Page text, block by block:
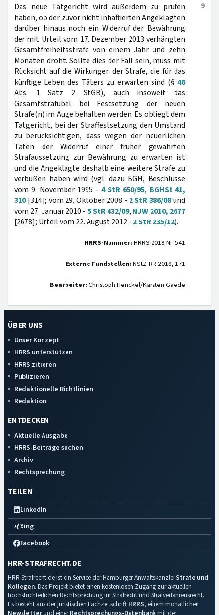
9
Das neue Tatgericht wird außerdem zu prüfen
haben, ob der zuvor nicht inhaftierten Angeklagten
darüber hinaus noch ein Widerruf der Bewährung
der mit Urteil vom 17. Dezember 2013 verhängten
Gesamtfreiheitsstrafe von einem Jahr und zehn
Monaten droht. Sollte dies der Fall sein, muss mit
Rücksicht auf die Wirkungen der Strafe, die für das
künftige Leben des Täters zu erwarten sind (§ 46
Abs. 1 Satz 2 StGB), auch insoweit das
Gesamtstrafübel bei Festsetzung der neuen
Strafe(n) im Auge behalten werden. Es obliegt dem
Tatgericht, bei der Straffestsetzung den Umstand
zu berücksichtigen, dass wegen der neuerlichen
Taten der Widerruf einer früher gewährten
Strafaussetzung zur Bewährung zu erwarten ist
und die Angeklagte deshalb eine weitere Strafe zu
verbüßen haben wird (vgl. dazu BGH, Beschlüsse
vom 9. November 1995 - 4 StR 650/95, BGHSt 41,
310[314]; vom 29. Oktober 2008 - 2 StR 386/08und
vom 27. Januar 2010 - 5 StR 432/09, NJW 2010, 2677
[2678]; Urteil vom 22. August 2012 - 2 StR 235/12).
HRRS-Nummer: HRRS 2018 Nr. 541
Externe Fundstellen: NStZ-RR 2018, 171
Bearbeiter: Christoph Henckel/Karsten Gaede
ÜBER UNS
Unser Konzept
HRRS unterstützen
HRRS zitieren
Publizieren
Redaktionelle Richtlinien
Redaktion
ENTDECKEN
Aktuelle Ausgabe
HRRS-Beiträge suchen
Archiv
Rechtsprechung
TEILEN
LinkedIn
Xing
Facebook
HRR-STRAFRECHT.DE
HRR-Strafrecht.de ist ein Service der Hamburger Anwaltskanzlei Strate und
Kollegen. Das Projekt bietet einen kostenlosen Zugang zur aktuellen
höchstrichterlichen Rechtsprechung im Strafrecht und Strafverfahrensrecht.
Es besteht aus der juristischen Fachzeitschrift HRRS, einem monatlichen
Newsletterund einerRechtsprechungs-Datenbankmit der